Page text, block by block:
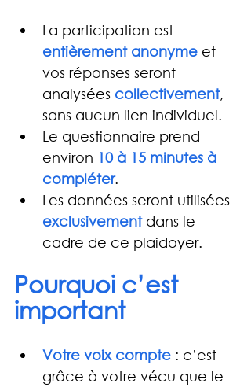
La participation est
entièrement anonyme et
vos réponses seront
analysées collectivement,
sans aucun lien individuel.
Le questionnaire prend
environ 10 à 15 minutes à
compléter.
Les données seront utilisées
exclusivement dans le
cadre de ce plaidoyer.
Pourquoi c’est
important
Votre voix compte : c’est
grâce à votre vécu que le